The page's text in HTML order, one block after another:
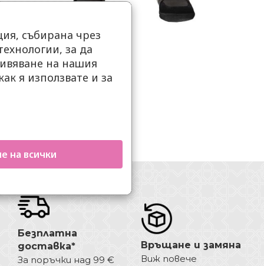
Безплатна
доставка*
За поръчки над 99 €
Връщане и замяна
Виж повече
събирана чрез
за да
на нашия
я използвате и за
на всички